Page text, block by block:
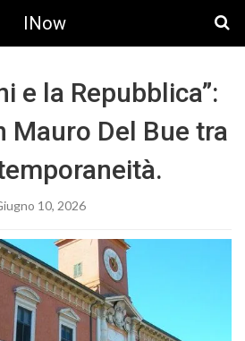
INow
e la Repubblica”:
Mauro Del Bue tra
10, 2026